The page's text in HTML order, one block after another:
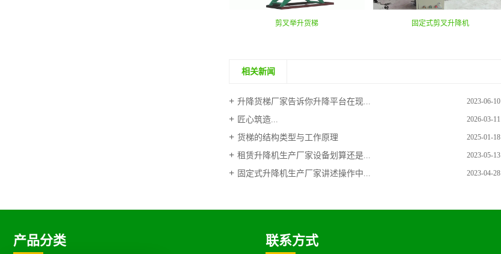
剪叉举升货梯 固定式剪叉升降机
相关新闻
升降货梯厂家告诉你升降平台在现... 2023-06-10
匠心筑造... 2026-03-11
货梯的结构类型与工作原理 2025-01-18
租赁升降机生产厂家设备划算还是... 2023-05-13
固定式升降机生产厂家讲述操作中... 2023-04-28
产品分类 联系方式